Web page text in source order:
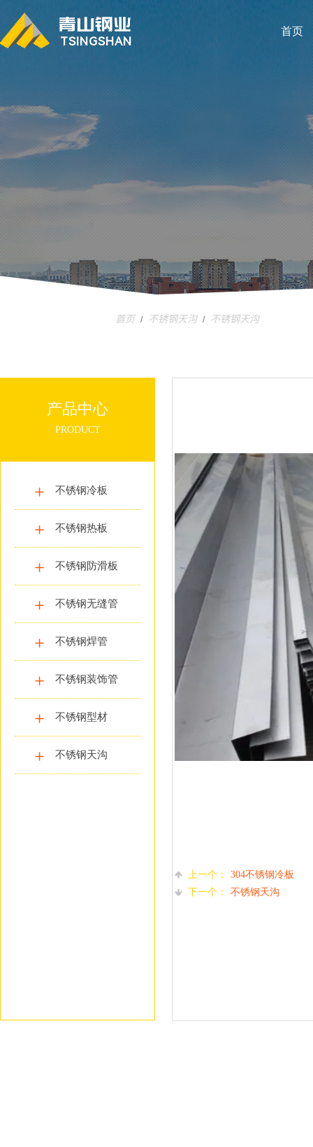
首页 / 不锈钢天沟 / 不锈钢天沟
PRODUCT
产品中心
不锈钢冷板
不锈钢热板
不锈钢防滑板
不锈钢无缝管
不锈钢焊管
不锈钢装饰管
不锈钢型材
不锈钢天沟
上一个：
304不锈钢冷板
下一个：
不锈钢天沟
首页
TSINGSHAN